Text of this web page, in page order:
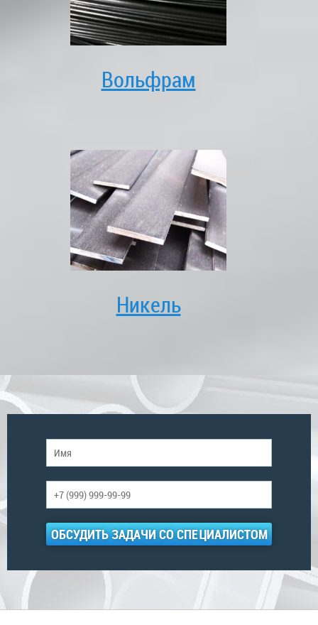
Вольфрам
Никель
ОБСУДИТЬ ЗАДАЧИ СО СПЕЦИАЛИСТОМ